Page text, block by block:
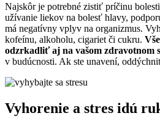
Najskôr je potrebné zistiť príčinu
užívanie liekov na bolesť hlavy,
má negatívny vplyv na organizmus.
kofeínu, alkoholu, cigariet či cukru.
odzrkadliť aj na vašom zdravotnom
v budúcnosti. Ak ste unavení,
Vyhorenie a stres idú